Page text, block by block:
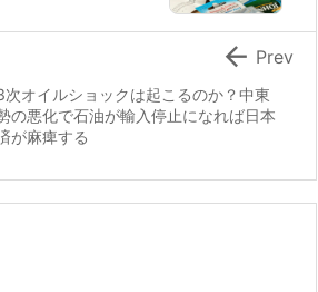
次オイルショックは起こるのか？中東
の悪化で石油が輸入停止になれば日本
が麻痺する
 Prev